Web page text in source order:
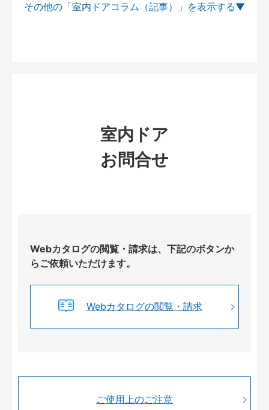
その他の「室内ドアコラム（記事）」を
室内ドア
お問合せ
Webカタログの閲覧・請求は、下記のボタンか
らご依頼いただけます。
Webカタログの閲覧・請求
ご使用上のご注意